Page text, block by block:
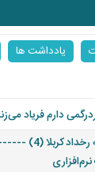
یادداشت ها
دارم فریاد
نگاهی